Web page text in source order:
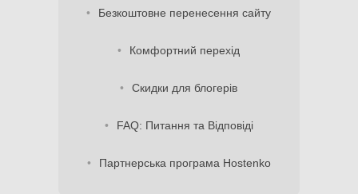
Безкоштовне перенесення сайту
Комфортний перехід
Скидки для блогерів
FAQ: Питання та Відповіді
Партнерська програма Hostenko